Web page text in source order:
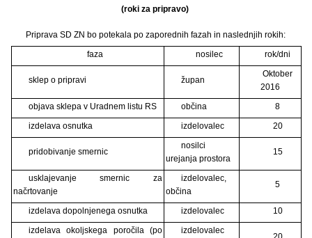
(roki za pripravo)
Priprava SD ZN bo potekala po zaporednih fazah in naslednjih rokih:
faza
nosilec rok/dni
sklep o pripravi župan
Oktober
2016
objava sklepa v Uradnem listu RS
občina
8
izdelava osnutka
izdelovalec 20
pridobivanje smernic
nosilci
urejanja prostora
15
usklajevanje smernic za
načrtovanje
izdelovalec,
občina
5
izdelava dopolnjenega osnutka izdelovalec
10
izdelava okoljskega poročila (po
izdelovalec